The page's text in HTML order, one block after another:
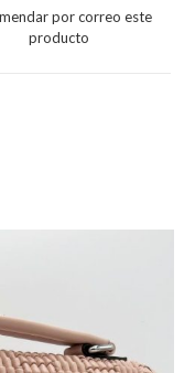
por correo este
producto